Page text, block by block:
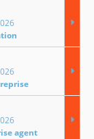
agent